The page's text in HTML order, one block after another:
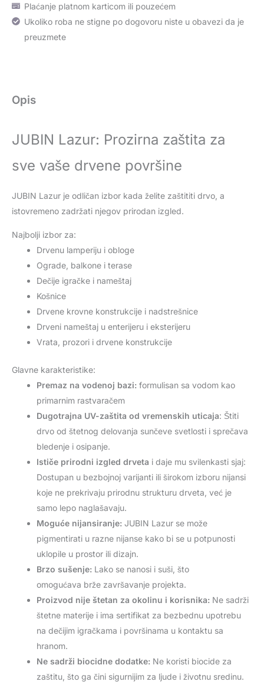
Plaćanje platnom karticom ili pouzećem
Ukoliko roba ne stigne po dogovoru niste u obavezi da je
preuzmete
Opis
JUBIN Lazur: Prozirna zaštita za
sve vaše drvene površine
JUBIN Lazur je odličan izbor kada želite zaštititi drvo, a
istovremeno zadržati njegov prirodan izgled.
Najbolji izbor za:
Drvenu lamperiju i obloge
Ograde, balkone i terase
Dečije igračke i nameštaj
Košnice
Drvene krovne konstrukcije i nadstrešnice
Drveni nameštaj u enterijeru i eksterijeru
Vrata, prozori i drvene konstrukcije
Glavne karakteristike:
Premaz na vodenoj bazi: formulisan sa vodom kao
primarnim rastvaračem
Dugotrajna UV-zaštita od vremenskih uticaja: Štiti
drvo od štetnog delovanja sunčeve svetlosti i sprečava
bledenje i osipanje.
Ističe prirodni izgled drveta i daje mu svilenkasti sjaj:
Dostupan u bezbojnoj varijanti ili širokom izboru nijansi
koje ne prekrivaju prirodnu strukturu drveta, već je
samo lepo naglašavaju.
Moguće nijansiranje: JUBIN Lazur se može
pigmentirati u razne nijanse kako bi se u potpunosti
uklopile u prostor ili dizajn.
Brzo sušenje: Lako se nanosi i suši, što
omogućava brže završavanje projekta.
Proizvod nije štetan za okolinu i korisnika: Ne sadrži
štetne materije i ima sertifikat za bezbednu upotrebu
na dečijim igračkama i površinama u kontaktu sa
hranom.
Ne sadrži biocidne dodatke: Ne koristi biocide za
zaštitu, što ga čini sigurnijim za ljude i životnu sredinu.